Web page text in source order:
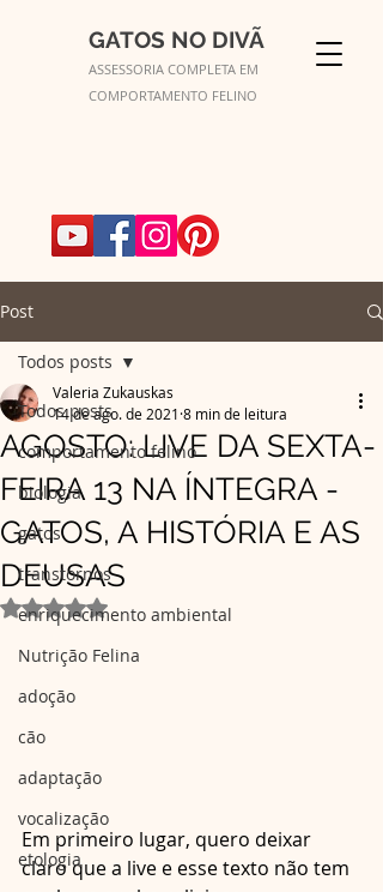
GATOS NO DIVÃ
ASSESSORIA COMPLETA EM
COMPORTAMENTO FELINO
Post
Todos posts
comportamento felino
biologia
gatos
transtornos
enriquecimento ambiental
Nutrição Felina
adoção
cão
adaptação
vocalização
etologia
Todos posts
AGOSTO: LIVE DA SEXTA-
FEIRA 13 NA ÍNTEGRA -
GATOS, A HISTÓRIA E AS
DEUSAS
Valeria Zukauskas
14 de ago. de 2021 8 min de leitura
Avaliado com NaN de 5 estrelas.
Em primeiro lugar, quero deixar
claro que a live e esse texto não tem